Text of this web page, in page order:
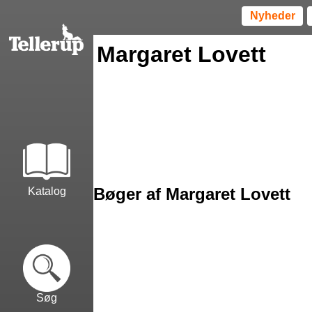
Nyheder
Katalog
Søg
Margaret Lovett
Bøger af Margaret Lovett